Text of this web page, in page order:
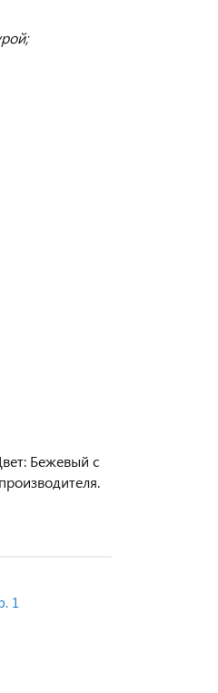
Бежевый с
1